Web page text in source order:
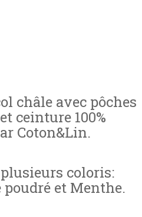
châle avec pôches
ceinture 100%
Coton&Lin.
coloris:
et Menthe.